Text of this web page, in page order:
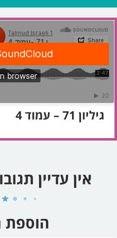
גיליון 71 – עמוד 4
אין עדיין
הוספת